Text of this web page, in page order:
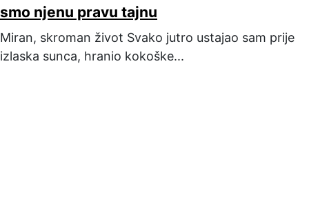
smo njenu pravu tajnu
Miran, skroman život Svako jutro ustajao sam prije
izlaska sunca, hranio kokoške...